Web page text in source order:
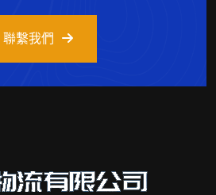
聯繫我們